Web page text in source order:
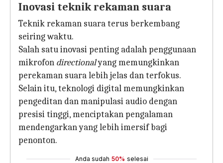
Inovasi teknik rekaman suara
Teknik rekaman suara terus berkembang
seiring waktu.
Salah satu inovasi penting adalah penggunaan
mikrofon directionalyang memungkinkan
perekaman suara lebih jelas dan terfokus.
Selain itu, teknologi digital memungkinkan
pengeditan dan manipulasi audio dengan
presisi tinggi, menciptakan pengalaman
mendengarkan yang lebih imersif bagi
penonton.
Anda sudah 50% selesai